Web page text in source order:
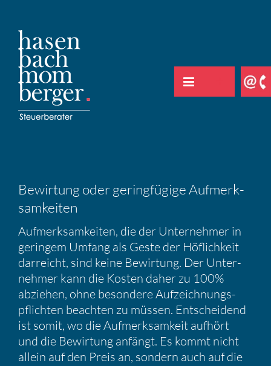
springen
Bewir­tung oder gering­fü­gige Aufmerk­
sam­keiten
Aufmerk­sam­keiten, die der Unter­nehmer in
geringem Umfang als Geste der Höflich­keit
darreicht, sind keine Bewir­tung. Der Unter­
nehmer kann die Kosten daher zu 100%
abziehen, ohne beson­dere Aufzeich­nungs­
pflichten beachten zu müssen. Entschei­dend
ist somit, wo die Aufmerk­sam­keit aufhört
und die Bewir­tung anfängt. Es kommt nicht
allein auf den Preis an, sondern auch auf die